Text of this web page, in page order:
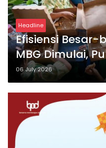
Headline
Efisiensi
MBG Dimulai,
Anggaran
Lagi
06 July 2026